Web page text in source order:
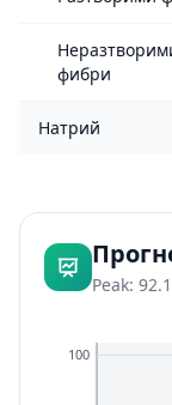
фибри
Натрий
Peak:
100